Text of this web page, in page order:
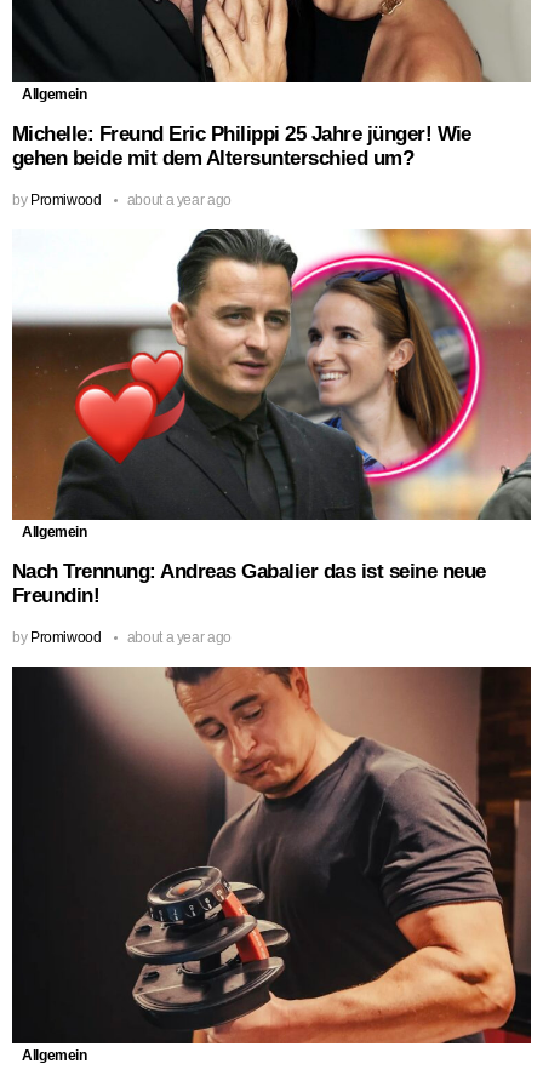
Allgemein
Michelle: Freund Eric Philippi 25 Jahre jünger! Wie
gehen beide mit dem Altersunterschied um?
by Promiwood about a year ago
Allgemein
Nach Trennung: Andreas Gabalier das ist seine neue
Freundin!
by Promiwood about a year ago
Allgemein